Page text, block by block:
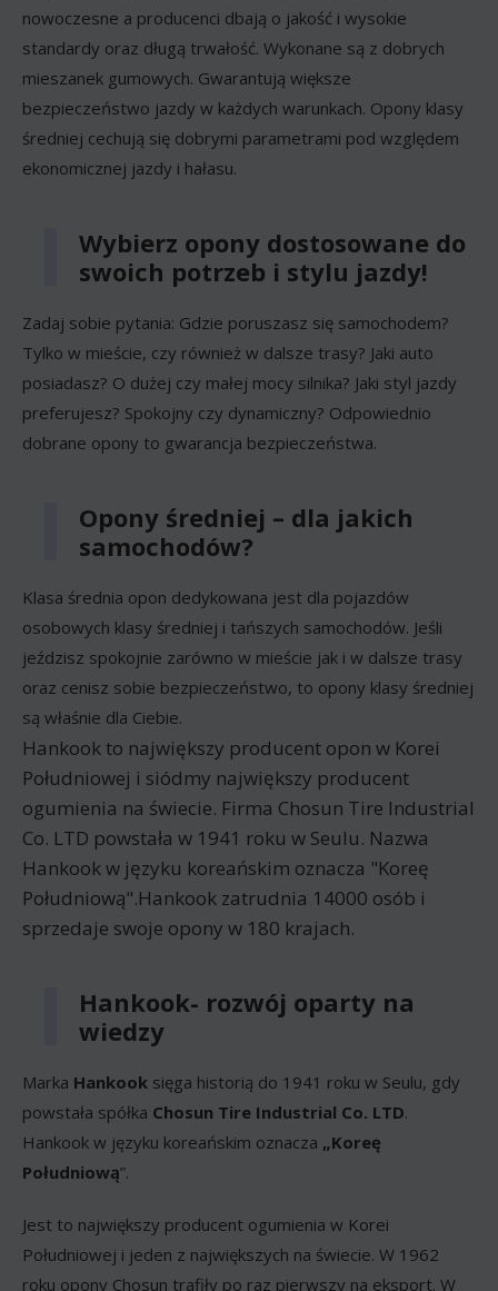
nowoczesne a producenci dbają o jakość i wysokie
standardy oraz długą trwałość. Wykonane są z dobrych
mieszanek gumowych. Gwarantują większe
bezpieczeństwo jazdy w każdych warunkach. Opony klasy
średniej cechują się dobrymi parametrami pod względem
ekonomicznej jazdy i hałasu.
Wybierz opony dostosowane do
swoich potrzeb i stylu jazdy!
Zadaj sobie pytania: Gdzie poruszasz się samochodem?
Tylko w mieście, czy również w dalsze trasy? Jaki auto
posiadasz? O dużej czy małej mocy silnika? Jaki styl jazdy
preferujesz? Spokojny czy dynamiczny? Odpowiednio
dobrane opony to gwarancja bezpieczeństwa.
Opony średniej – dla jakich
samochodów?
Klasa średnia opon dedykowana jest dla pojazdów
osobowych klasy średniej i tańszych samochodów. Jeśli
jeździsz spokojnie zarówno w mieście jak i w dalsze trasy
oraz cenisz sobie bezpieczeństwo, to opony klasy średniej
są właśnie dla Ciebie.
Hankook to największy producent opon w Korei
Południowej i siódmy największy producent
ogumienia na świecie. Firma Chosun Tire Industrial
Co. LTD powstała w 1941 roku w Seulu. Nazwa
Hankook w języku koreańskim oznacza "Koreę
Południową".Hankook zatrudnia 14000 osób i
sprzedaje swoje opony w 180 krajach.
Hankook- rozwój oparty na
wiedzy
Marka Hankook sięga historią do 1941 roku w Seulu, gdy
powstała spółka Chosun Tire Industrial Co. LTD.
Hankook w języku koreańskim oznacza „Koreę
Południową”.
Jest to największy producent ogumienia w Korei
Południowej i jeden z największych na świecie. W 1962
roku opony Chosun trafiły po raz pierwszy na eksport. W